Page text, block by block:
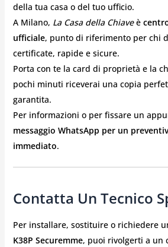
della tua casa o del tuo ufficio.
A Milano, La Casa della Chiaveè
ufficiale, punto di riferimento per chi
certificate, rapide e sicure.
Porta con te la card di proprietà e la
pochi minuti riceverai una copia
garantita.
Per informazioni o per fissare un
messaggio WhatsApp per un
immediato.
Contatta Un Tecnico
Per installare, sostituire o richiedere
K38P Securemme, puoi rivolgerti a un